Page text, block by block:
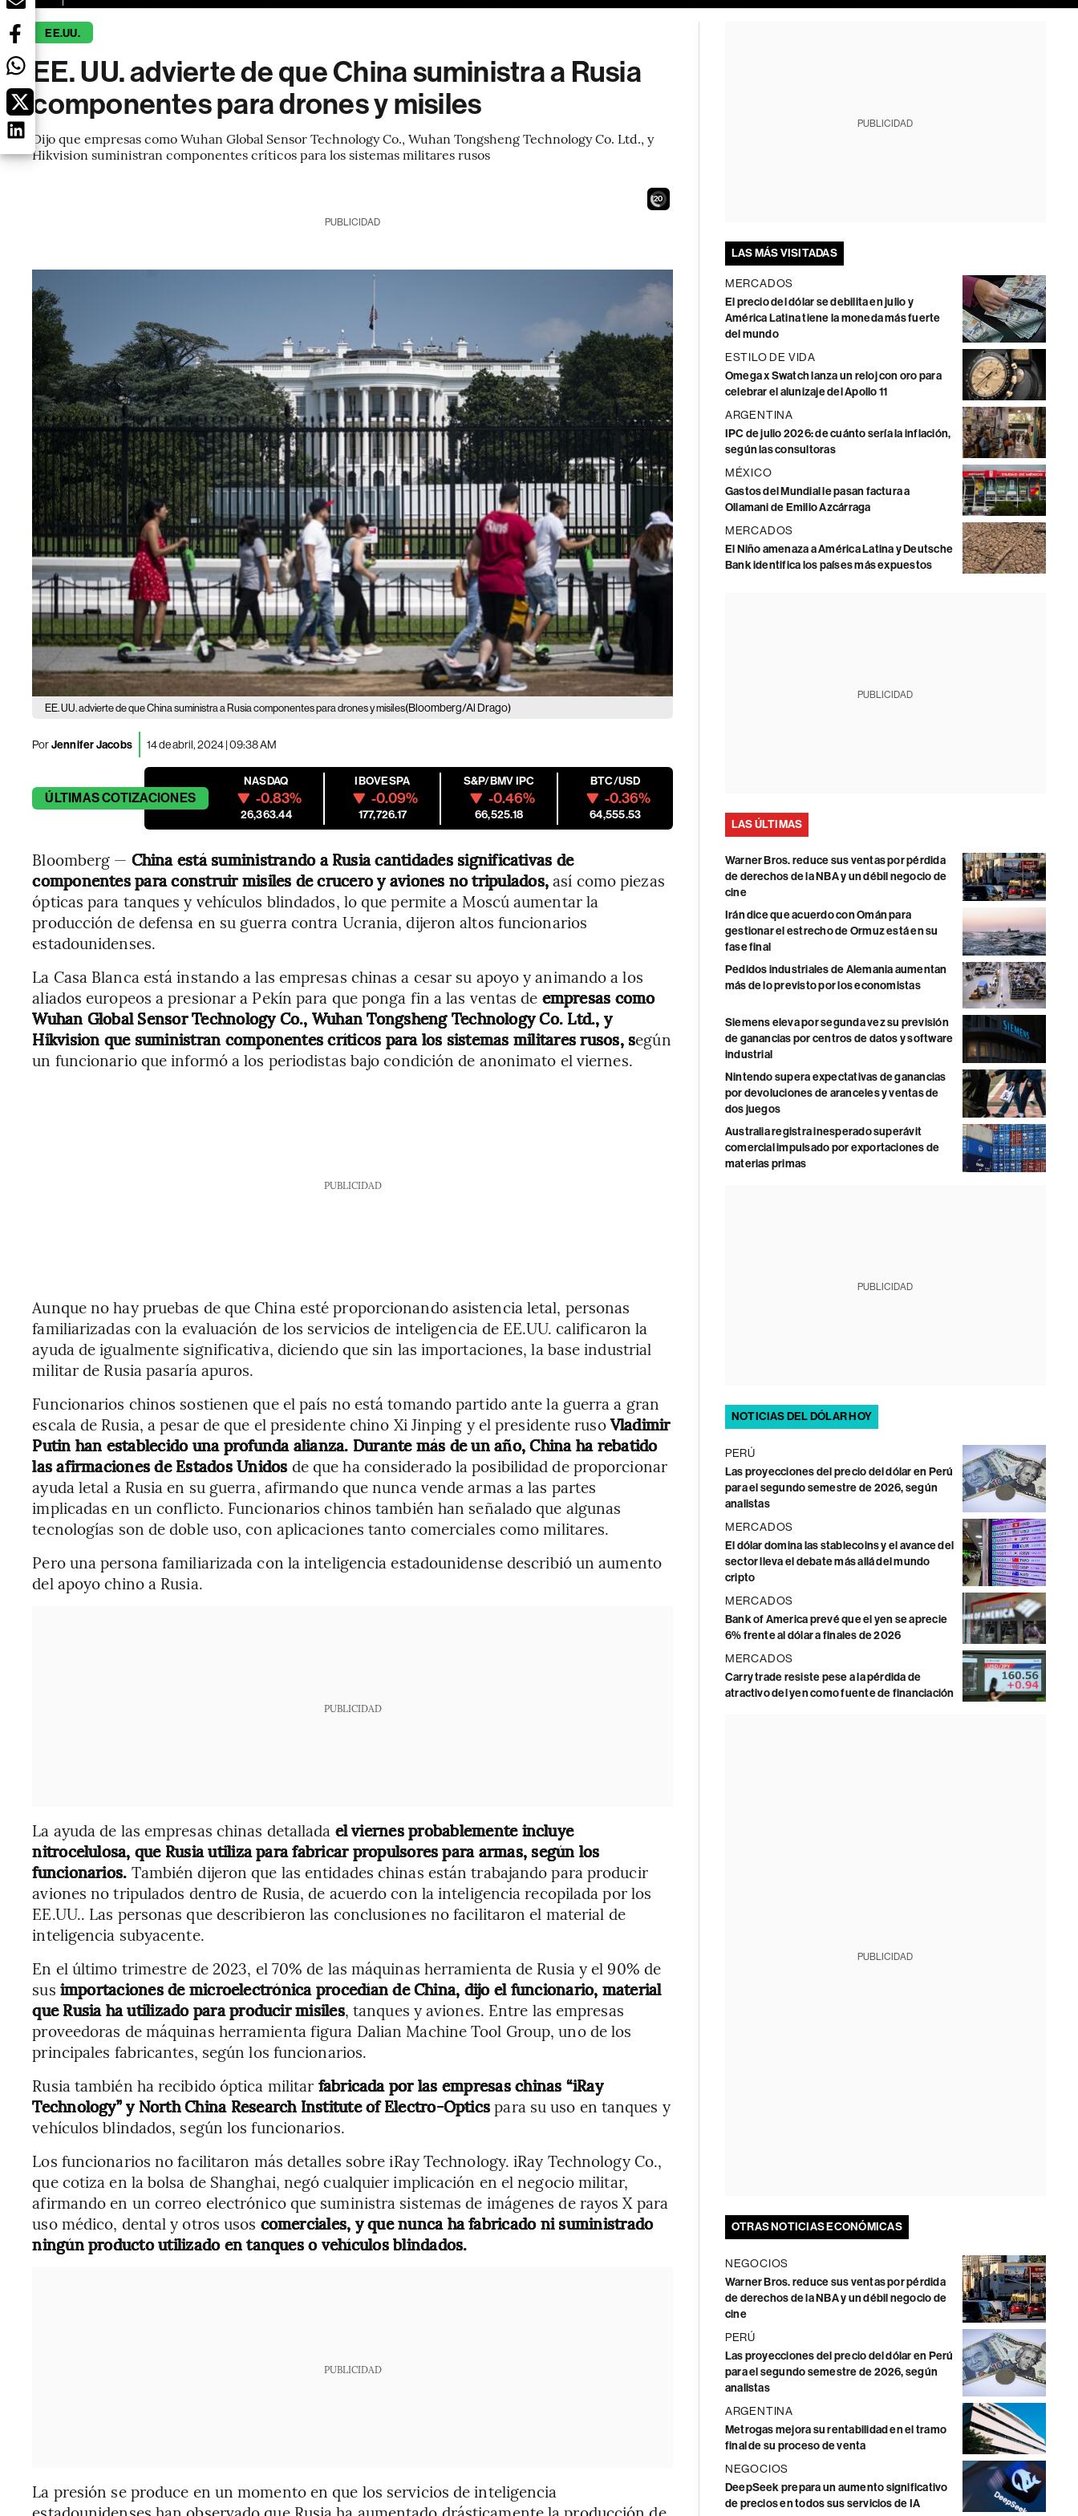
EE.UU.
EE. UU. advierte de que China suministra a Rusia
componentes para drones y misiles
Dijo que empresas como Wuhan Global Sensor Technology Co., Wuhan Tongsheng Technology Co. Ltd., y
Hikvision suministran componentes críticos para los sistemas militares rusos
18
PUBLICIDAD
EE. UU. advierte de que China suministra a Rusia componentes para drones y misiles(Bloomberg/Al Drago)
PorJennifer Jacobs 14 de abril, 2024 | 09:38 AM
ÚLTIMASCOTIZACIONES
NASDAQ
-0.83%
26,363.44
IBOVESPA
-0.09%
177,726.17
S&P/BMV IPC
-0.46%
66,525.18
BTC/USD
-0.36%
64,555.53
Bloomberg — China está suministrando a Rusia cantidades significativas de
componentes para construir misiles de crucero y aviones no tripulados,así como piezas
ópticas para tanques y vehículos blindados, lo que permite a Moscú aumentar la
producción de defensa en su guerra contra Ucrania, dijeron altos funcionarios
estadounidenses.
La Casa Blanca está instando a las empresas chinas a cesar su apoyo y animando a los
aliados europeos a presionar a Pekín para que ponga fin a las ventas de empresas como
Wuhan Global Sensor Technology Co., Wuhan Tongsheng Technology Co. Ltd., y
Hikvision que suministran componentes críticos para los sistemas militares rusos, según
un funcionario que informó a los periodistas bajo condición de anonimato el viernes.
PUBLICIDAD
Aunque no hay pruebas de que China esté proporcionando asistencia letal, personas
familiarizadas con la evaluación de los servicios de inteligencia de EE.UU. calificaron la
ayuda de igualmente significativa, diciendo que sin las importaciones, la base industrial
militar de Rusia pasaría apuros.
Funcionarios chinos sostienen que el país no está tomando partido ante la guerra a gran
escala de Rusia, a pesar de que el presidente chino Xi Jinping y el presidente rusoVladimir
Putin han establecido una profunda alianza. Durante más de un año, China ha rebatido
las afirmaciones de Estados Unidos de que ha considerado la posibilidad de proporcionar
ayuda letal a Rusia en su guerra, afirmando que nunca vende armas a las partes
implicadas en un conflicto. Funcionarios chinos también han señalado que algunas
tecnologías son de doble uso, con aplicaciones tanto comerciales como militares.
Pero una persona familiarizada con la inteligencia estadounidense describió un aumento
del apoyo chino a Rusia.
PUBLICIDAD
La ayuda de las empresas chinas detallada el viernes probablemente incluye
nitrocelulosa, que Rusia utiliza para fabricar propulsores para armas, según los
funcionarios. También dijeron que las entidades chinas están trabajando para producir
aviones no tripulados dentro de Rusia, de acuerdo con la inteligencia recopilada por los
EE.UU.. Las personas que describieron las conclusiones no facilitaron el material de
inteligencia subyacente.
En el último trimestre de 2023, el 70% de las máquinas herramienta de Rusia y el 90% de
sus importaciones de microelectrónica procedían de China, dijo el funcionario, material
que Rusia ha utilizado para producir misiles, tanques y aviones. Entre las empresas
proveedoras de máquinas herramienta figura Dalian Machine Tool Group, uno de los
principales fabricantes, según los funcionarios.
Rusia también ha recibido óptica militar fabricada por las empresas chinas “iRay
Technology” y North China Research Institute of Electro-Opticspara su uso en tanques y
vehículos blindados, según los funcionarios.
Los funcionarios no facilitaron más detalles sobre iRay Technology. iRay Technology Co.,
que cotiza en la bolsa de Shanghai, negó cualquier implicación en el negocio militar,
afirmando en un correo electrónico que suministra sistemas de imágenes de rayos X para
uso médico, dental y otros usos comerciales, y que nunca ha fabricado ni suministrado
ningún producto utilizado en tanques o vehículos blindados.
PUBLICIDAD
La presión se produce en un momento en que los servicios de inteligencia
PUBLICIDAD
LAS MÁS VISITADAS
MERCADOS
El precio del dólar se debilita en julio y
América Latina tiene la moneda más fuerte
del mundo
ESTILO DE VIDA
Omega x Swatch lanza un reloj con oro para
celebrar el alunizaje del Apollo 11
ARGENTINA
IPC de julio 2026: de cuánto sería la inflación,
según las consultoras
MÉXICO
Gastos del Mundial le pasan factura a
Ollamani de Emilio Azcárraga
MERCADOS
El Niño amenaza a América Latina y Deutsche
Bank identifica los países más expuestos
PUBLICIDAD
LAS ÚLTIMAS
Warner Bros. reduce sus ventas por pérdida
de derechos de la NBA y un débil negocio de
cine
Irán dice que acuerdo con Omán para
gestionar el estrecho de Ormuz está en su
fase final
Pedidos industriales de Alemania aumentan
más de lo previsto por los economistas
Siemens eleva por segunda vez su previsión
de ganancias por centros de datos y software
industrial
Nintendo supera expectativas de ganancias
por devoluciones de aranceles y ventas de
dos juegos
Australia registra inesperado superávit
comercial impulsado por exportaciones de
materias primas
PUBLICIDAD
NOTICIAS DEL DÓLAR HOY
PERÚ
Las proyecciones del precio del dólar en Perú
para el segundo semestre de 2026, según
analistas
MERCADOS
El dólar domina las stablecoins y el avance del
sector lleva el debate más allá del mundo
cripto
MERCADOS
Bank of America prevé que el yen se aprecie
6% frente al dólar a finales de 2026
MERCADOS
Carry trade resiste pese a la pérdida de
atractivo del yen como fuente de financiación
PUBLICIDAD
OTRAS NOTICIAS ECONÓMICAS
NEGOCIOS
Warner Bros. reduce sus ventas por pérdida
de derechos de la NBA y un débil negocio de
cine
PERÚ
Las proyecciones del precio del dólar en Perú
para el segundo semestre de 2026, según
analistas
ARGENTINA
Metrogas mejora su rentabilidad en el tramo
final de su proceso de venta
NEGOCIOS
DeepSeek prepara un aumento significativo
de precios en todos sus servicios de IA